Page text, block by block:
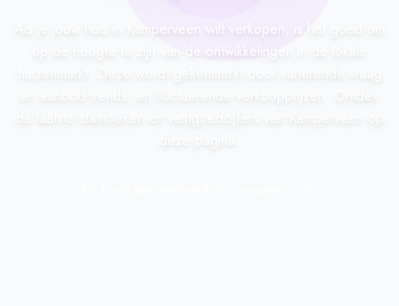
Als je jouw huis in Kamperveen wilt verkopen, is het goed om
op de hoogte te zijn van de ontwikkelingen in de lokale